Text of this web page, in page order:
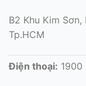
B2 Khu Kim Sơn,
Tp.HCM
Điện thoại: 1900